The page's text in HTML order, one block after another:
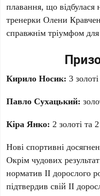
плавання, що відбулася
тренерки Олени
справжнім тріумфом
Кирило Носик: 3
Павло Сухацький:
Кіра Янко: 2 золоті та
Нові спортивні
Окрім чудових
норматив ІІ дорослого
підтвердив свій ІІ